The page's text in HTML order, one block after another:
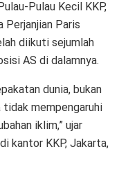
Pulau Kecil KKP,
Perjanjian Paris
diikuti sejumlah
AS di dalamnya.
dunia, bukan
tidak mempengaruhi
iklim,” ujar
kantor KKP, Jakarta,